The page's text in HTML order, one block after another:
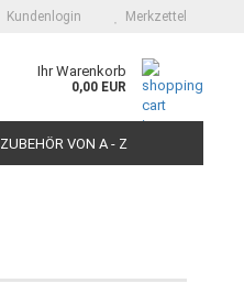
Kundenlogin Merkzettel
Ihr Warenkorb
0,00 EUR
ZUBEHÖR VON A - Z